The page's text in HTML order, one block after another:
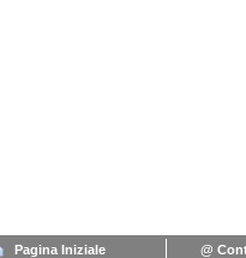
Pagina Iniziale
@